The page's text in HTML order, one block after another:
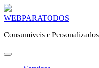
Skip
content
WEBPARATODOS
Consumiveis e Personalizados